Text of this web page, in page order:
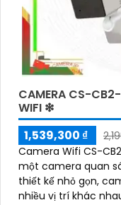
CAMERA CS-
WIFI ❇
1,539,300 ₫
Camera Wifi CS-
một camera quan
thiết kế nhỏ gọn,
nhiều vị trí khác